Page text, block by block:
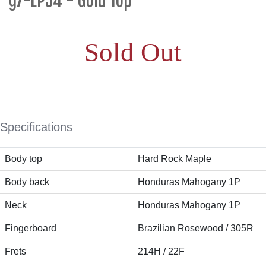
Sold Out
Specifications
Body top Hard Rock Maple
Body back Honduras Mahogany 1P
Neck Honduras Mahogany 1P
Fingerboard Brazilian Rosewood / 305R
Frets 214H / 22F